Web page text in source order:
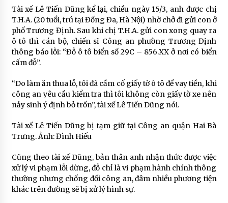
Tài xế Lê Tiến Dũng kể lại, chiều ngày 15/3, anh được chị
T.H.A. (20 tuổi, trú tại Đống Đa, Hà Nội) nhờ chở đi gửi con ở
phố Trương Định. Sau khi chị T.H.A. gửi con xong quay ra
ô tô thì cán bộ, chiến sĩ Công an phường Trương Định
thông báo lỗi: “Đỗ ô tô biển số 29C – 856.XX ở nơi có biển
cấm đỗ”.
“Do làm ăn thua lỗ, tôi đã cầm cố giấy tờ ô tô để vay tiền, khi
công an yêu cầu kiểm tra thì tôi không còn giấy tờ xe nên
nảy sinh ý định bỏ trốn”, tài xế Lê Tiến Dũng nói.
Tài xế Lê Tiến Dũng bị tạm giữ tại Công an quận Hai Bà
Trưng. Ảnh: Đình Hiếu
Cũng theo tài xế Dũng, bản thân anh nhận thức được việc
xử lý vi phạm lỗi dừng, đỗ chỉ là vi phạm hành chính thông
thường nhưng chống đối công an, đâm nhiều phương tiện
khác trên đường sẽ bị xử lý hình sự.